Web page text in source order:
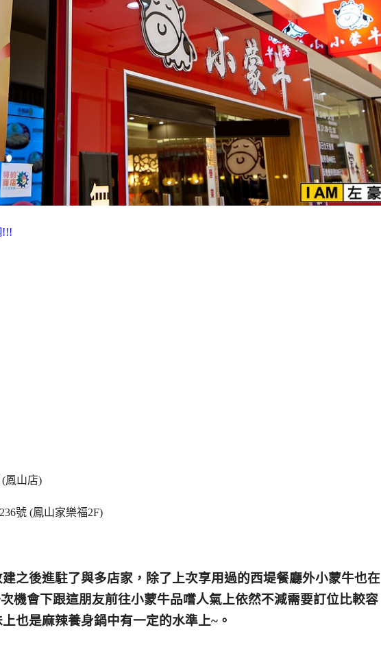
!!!
鳳山店)
號 (鳳山家樂福2F)
之後進駐了與多店家， 除了上次享用過的西堤餐廳外小蒙牛也在
機會下跟這朋友前往小蒙牛品嚐人氣上依然不減需要訂位比較容
上也是麻辣養身鍋中有一定的水準上~。